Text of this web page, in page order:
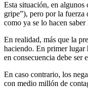
Esta situación, en
gripe”), pero por la fuerza
como ya se lo hacen
En realidad, más que la
haciendo. En primer lugar
en consecuencia debe ser
En caso contrario, los
con medio millón de